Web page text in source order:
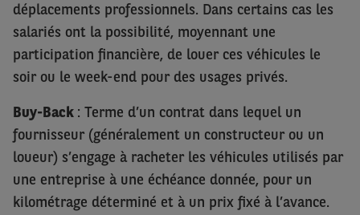
déplacements professionnels. Dans certains cas les
salariés ont la possibilité, moyennant une
participation financière, de louer ces véhicules le
soir ou le week-end pour des usages privés.
Buy-Back: Terme d’un contrat dans lequel un
fournisseur (généralement un constructeur ou un
loueur) s’engage à racheter les véhicules utilisés par
une entreprise à une échéance donnée, pour un
kilométrage déterminé et à un prix fixé à l’avance.